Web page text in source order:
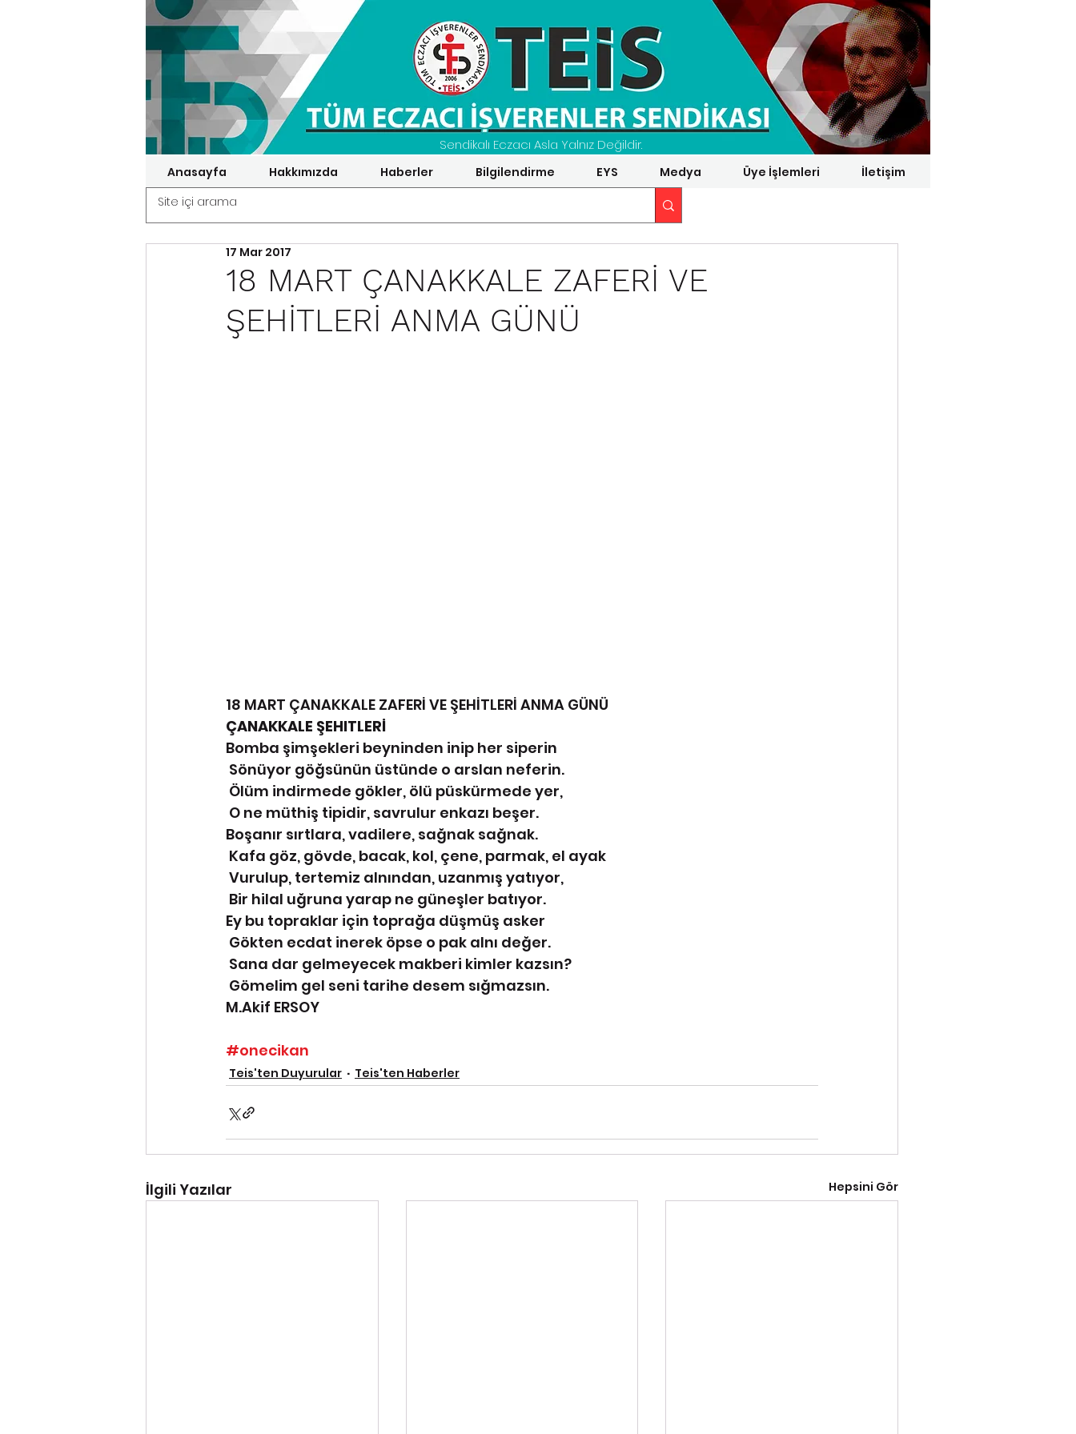
Sendikalı Eczacı Asla Yalnız Değildir.
Anasayfa Hakkımızda Haberler Bilgilendirme EYS Medya Üye İşlemleri İletişim
18 MART ÇANAKKALE ZAFERİ VE
ŞEHİTLERİ ANMA GÜNÜ
17 Mar 2017
18 MART ÇANAKKALE ZAFERİ VE ŞEHİTLERİ ANMA GÜNÜ
ÇANAKKALE ŞEHITLERİ
Bomba şimşekleri beyninden inip her siperin
Sönüyor göğsünün üstünde o arslan neferin.
Ölüm indirmede gökler, ölü püskürmede yer,
O ne müthiş tipidir, savrulur enkazı beşer.
Boşanır sırtlara, vadilere, sağnak sağnak.
Kafa göz, gövde, bacak, kol, çene, parmak, el ayak
Vurulup, tertemiz alnından, uzanmış yatıyor,
Bir hilal uğruna yarap ne güneşler batıyor.
Ey bu topraklar için toprağa düşmüş asker
Gökten ecdat inerek öpse o pak alnı değer.
Sana dar gelmeyecek makberi kimler kazsın?
Gömelim gel seni tarihe desem sığmazsın.
M.Akif ERSOY
#onecikan
Teis'ten Duyurular Teis'ten Haberler
İlgili Yazılar Hepsini Gör